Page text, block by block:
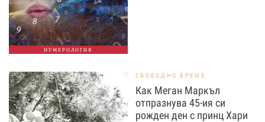
НУМЕРОЛОГИЯ
СВОБОДНО ВРЕМЕ
Как Меган Маркъл
отпразнува 45-ия си
рожден ден с принц Хари